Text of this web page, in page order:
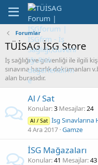
Forumlar
TÜİSAG İSG Store
İş sağlığı ve güvenliği ile ilgili
sınavına hazırlık dokümanları
alan burasıdır.
Al / Sat
Konular 3 Mesajlar 24
Al / Sat İsg Sınavlarına
4 Ara 2017 Gamze
İSG Mağazaları
Konular 41 Mesajlar 43